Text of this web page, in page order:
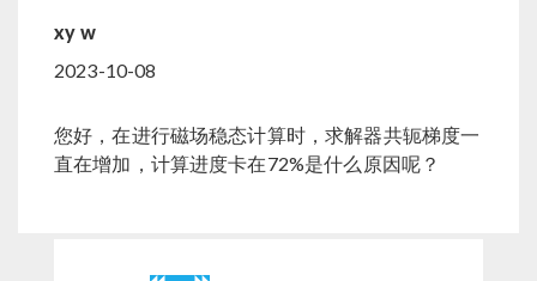
xy w
2023-10-08
您好，在进行磁场稳态计算时，求解器共轭梯度一
直在增加，计算进度卡在72%是什么原因呢？